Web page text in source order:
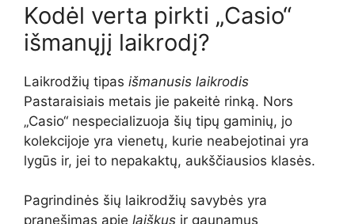
Kodėl verta pirkti „Casio“
išmanųjį laikrodį?
Laikrodžių tipas išmanusis laikrodis
Pastaraisiais metais jie pakeitė rinką. Nors
„Casio“ nespecializuoja šių tipų gaminių, jo
kolekcijoje yra vienetų, kurie neabejotinai yra
lygūs ir, jei to nepakaktų, aukščiausios klasės.
Pagrindinės šių laikrodžių savybės yra
pranešimas apie laiškus ir gaunamus